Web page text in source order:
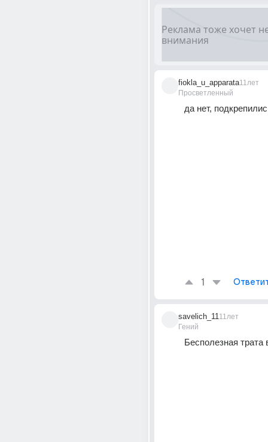
fiokla_u_apparata
Просветленный
11лет
да нет,
1
savelich_11
Гений
11лет
Бесполезная трата